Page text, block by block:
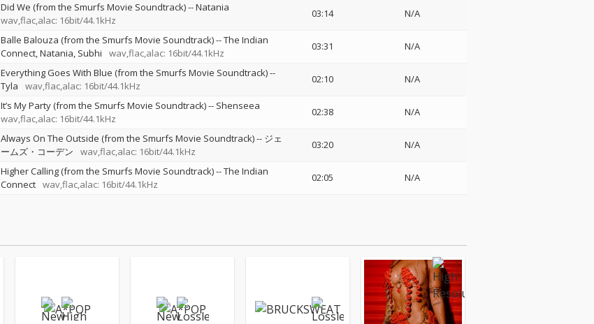
Did We (from the Smurfs Movie Soundtrack)--Natania
wav,flac,alac: 16bit/44.1kHz
03:14 N/A
Balle Balouza (from the Smurfs Movie Soundtrack)--The Indian
Connect Natania Subhi wav,flac,alac: 16bit/44.1kHz
03:31 N/A
Everything Goes With Blue (from the Smurfs Movie Soundtrack)--
Tyla
wav,flac,alac: 16bit/44.1kHz
02:10 N/A
It’s My Party (from the Smurfs Movie Soundtrack)-- Shenseea
wav,flac,alac: 16bit/44.1kHz
02:38 N/A
Always On The Outside (from the Smurfs Movie Soundtrack)-- ジェ
ームズ・コーデン
wav,flac,alac: 16bit/44.1kHz
03:20 N/A
Higher Calling (from the Smurfs Movie Soundtrack)--The Indian
Connect wav,flac,alac: 16bit/44.1kHz
02:05 N/A